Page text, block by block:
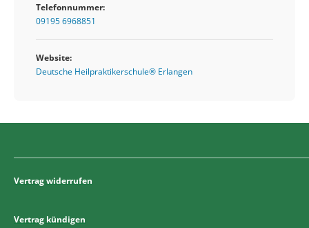
Telefonnummer:
09195 6968851
Website:
Deutsche Heilpraktikerschule® Erlangen
Vertrag widerrufen
Vertrag kündigen